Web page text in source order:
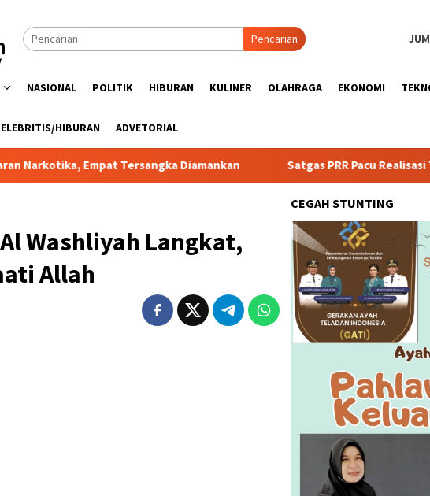
Pencarian
NASIONAL POLITIK HIBURAN KULINER OLAHRAGA EKONOMI
HIBURAN ADVETORIAL
Tersangka Diamankan Satgas PRR Pacu Realisasi Tambahan TKD
Washliyah Langkat,
Allah
CEGAH STUNTING